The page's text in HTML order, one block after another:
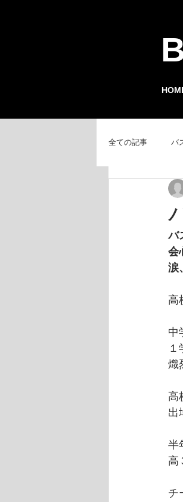
全ての記事 バ
チーム紹介
バ
会
涙
高
中
１
熾
高
出
半
高
チ